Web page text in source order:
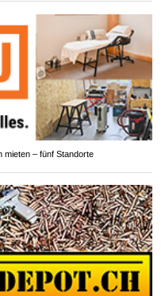
mieten – fünf Standorte